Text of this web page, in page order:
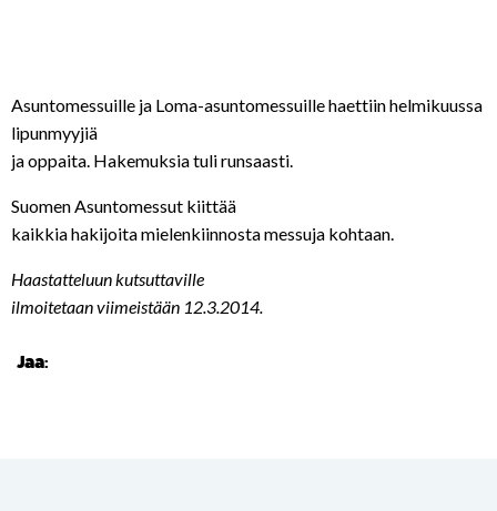
Asuntomessuille ja Loma-asuntomessuille haettiin helmikuussa
lipunmyyjiä
ja oppaita. Hakemuksia tuli runsaasti.
Suomen Asuntomessut kiittää
kaikkia hakijoita mielenkiinnosta messuja kohtaan.
Haastatteluun kutsuttaville
ilmoitetaan viimeistään 12.3.2014.
Jaa: